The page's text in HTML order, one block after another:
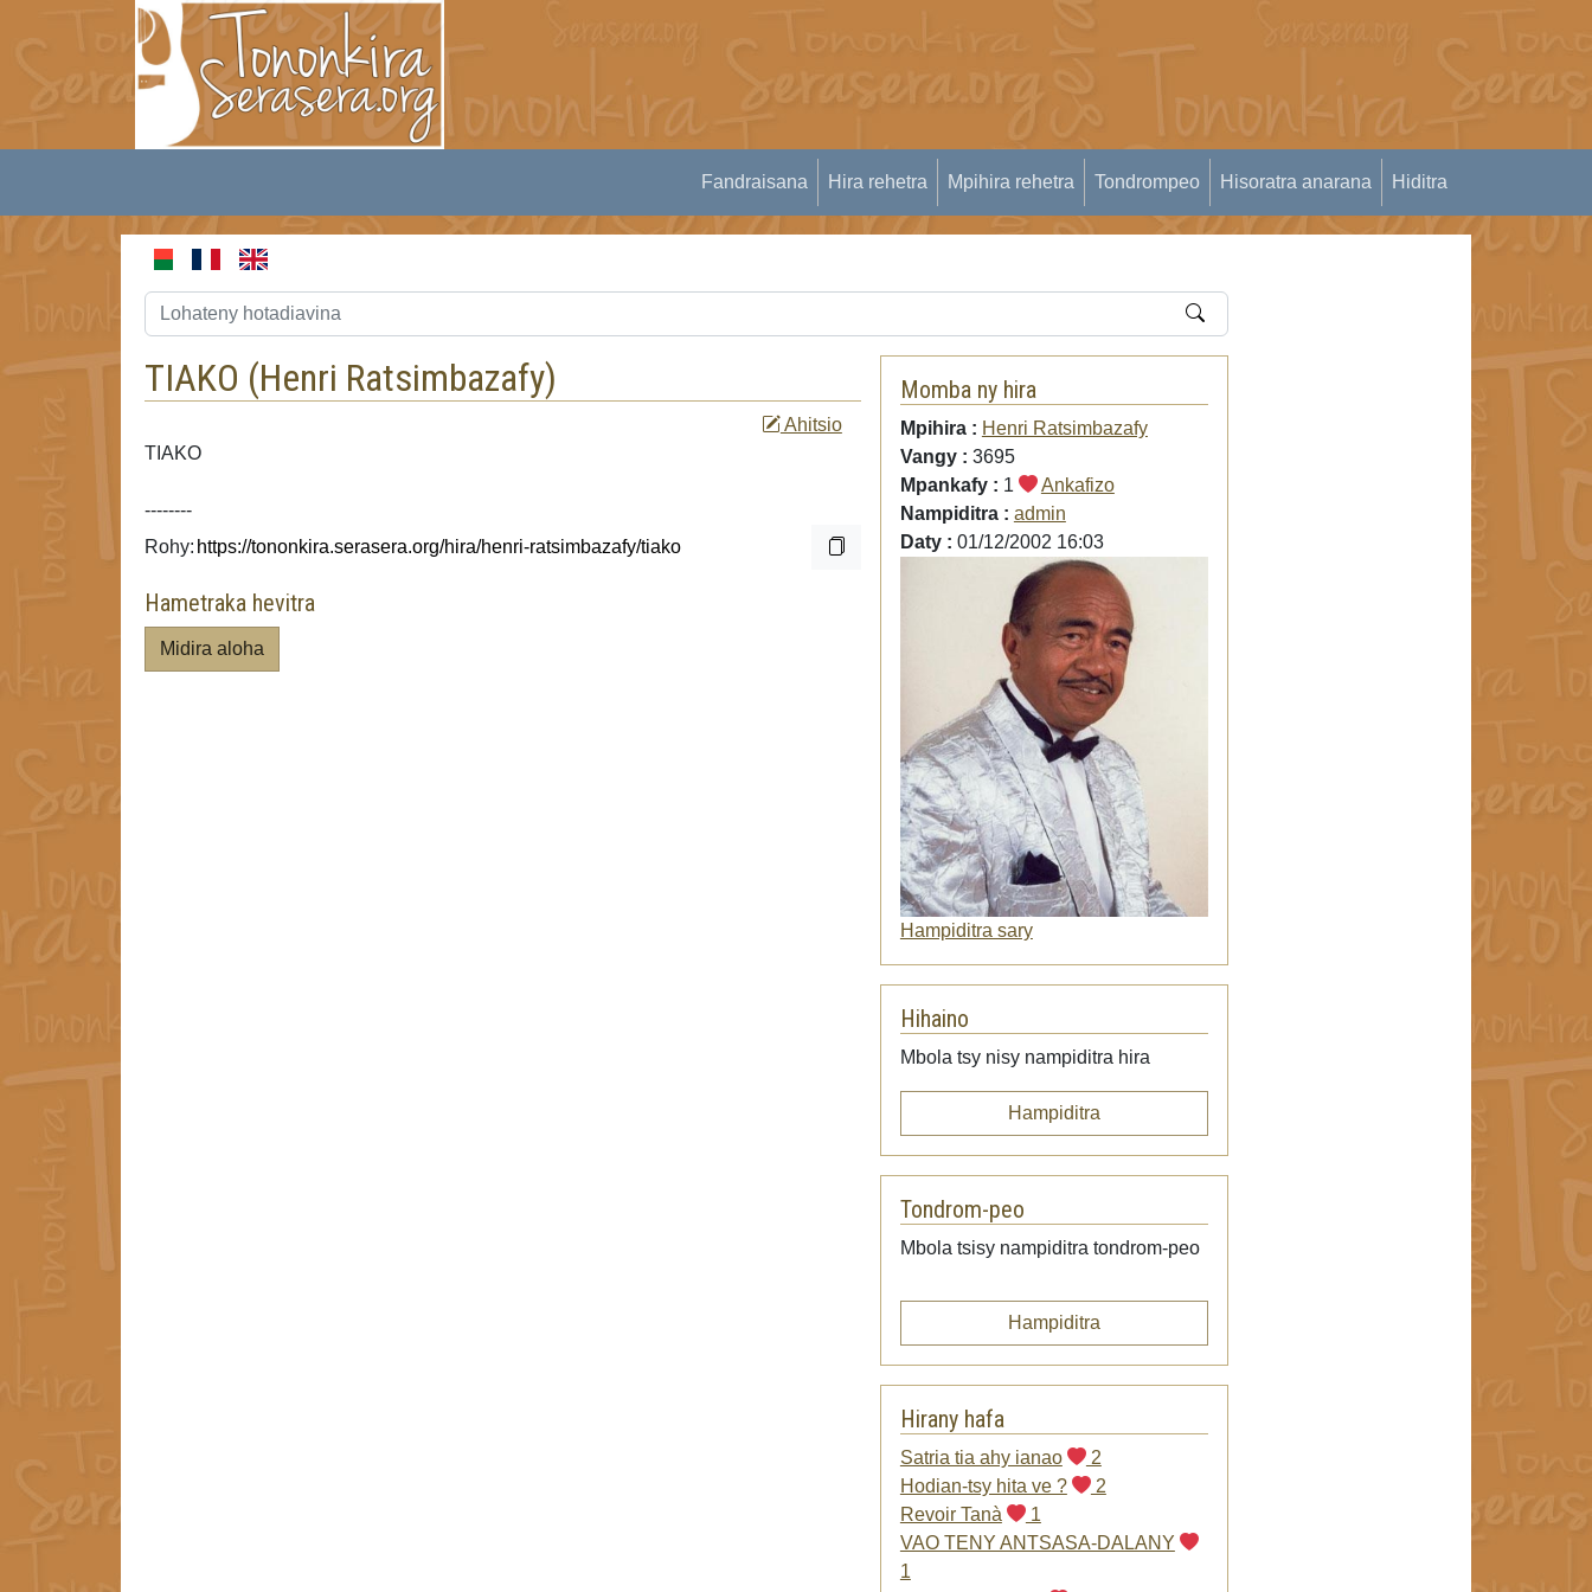
Fandraisana Hira rehetra Mpihira rehetra Tondrompeo Hisoratra anarana Hiditra
TIAKO (Henri Ratsimbazafy)
Ahitsio
TIAKO
--------
Rohy:
Hametraka hevitra
Midira aloha
Momba ny hira
Mpihira : Henri Ratsimbazafy
Vangy : 3695
Mpankafy : 1
Ankafizo
Nampiditra : admin
Daty : 01/12/2002 16:03
Hampiditra sary
Hihaino
Mbola tsy nisy nampiditra hira
Hampiditra
Tondrom-peo
Mbola tsisy nampiditra tondrom-peo
Hampiditra
Hirany hafa
Satria tia ahy ianao
2
Hodian-tsy hita ve ?
2
Revoir Tanà
1
VAO TENY ANTSASA-DALANY
1